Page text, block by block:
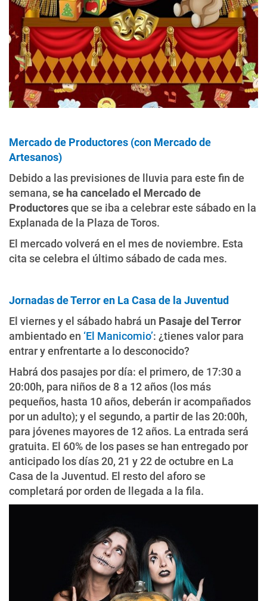
Mercado de Productores (con Mercado de
Artesanos)
Debido a las previsiones de lluvia para este fin de
semana, se ha cancelado el Mercado de
Productoresque se iba a celebrar este sábado en la
Explanada de la Plaza de Toros.
El mercado volverá en el mes de noviembre. Esta
cita se celebra el último sábado de cada mes.
Jornadas de Terror en La Casa de la Juventud
El viernes y el sábado habrá un Pasaje del Terror
ambientado en ‘El Manicomio’: ¿tienes valor para
entrar y enfrentarte a lo desconocido?
Habrá dos pasajes por día: el primero, de 17:30 a
20:00h, para niños de 8 a 12 años (los más
pequeños, hasta 10 años, deberán ir acompañados
por un adulto); y el segundo, a partir de las 20:00h,
para jóvenes mayores de 12 años. La entrada será
gratuita. El 60% de los pases se han entregado por
anticipado los días 20, 21 y 22 de octubre en La
Casa de la Juventud. El resto del aforo se
completará por orden de llegada a la fila.